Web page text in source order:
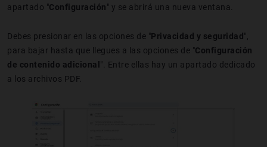
apartado "Configuración" y se abrirá una nueva ventana.
Debes presionar en las opciones de "Privacidad y seguridad ",
para bajar hasta que llegues a las opciones de "Configuración
de contenido adicional ". Entre ellas hay un apartado dedicado
a los archivos PDF.